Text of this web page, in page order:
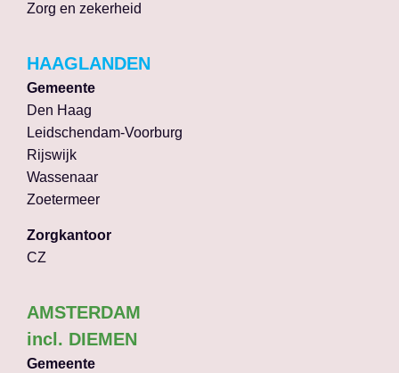
Zorg en zekerheid
HAAGLANDEN
Gemeente
Den Haag
Leidschendam-Voorburg
Rijswijk
Wassenaar
Zoetermeer
Zorgkantoor
CZ
AMSTERDAM
incl. DIEMEN
Gemeente